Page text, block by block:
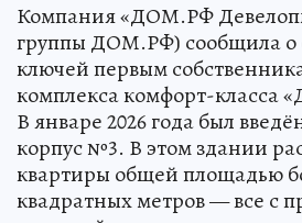
Компания «ДОМ.РФ
группы ДОМ.РФ) сообщила о
ключей первым
комплекса комфорт-класса
В январе 2026 года был
корпус №3. В этом здании
квартиры общей площадью
квадратных метров — все с